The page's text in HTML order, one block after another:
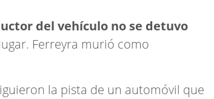
del vehículo no se detuvo
Ferreyra murió como
la pista de un automóvil que